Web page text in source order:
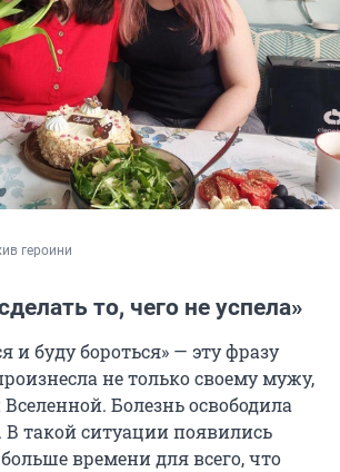
героини
то, чего не успела»
и буду бороться» — эту фразу
не только своему мужу,
Болезнь освободила
В такой ситуации появились
времени для всего, что